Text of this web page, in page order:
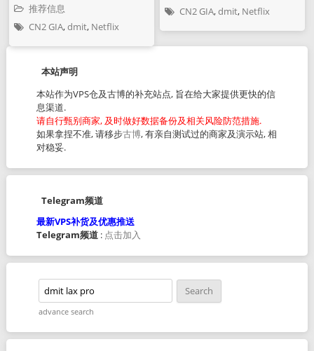
推荐信息
CN2 GIA,dmit, Netflix
CN2 GIA,dmit, Netflix
本站声明
本站作为VPS仓及古博的补充站点, 旨在给大家提供更快的信
息渠道.
请自行甄别商家, 及时做好数据备份及相关风险防范措施.
如果拿捏不准, 请移步古博, 有亲自测试过的商家及演示站, 相
对稳妥.
Telegram频道
最新VPS补货及优惠推送
Telegram频道: 点击加入
advance search